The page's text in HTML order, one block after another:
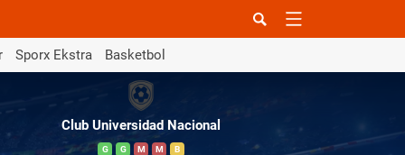
Sporx Ekstra Basketbol
Club Universidad Nacional
G G M M B